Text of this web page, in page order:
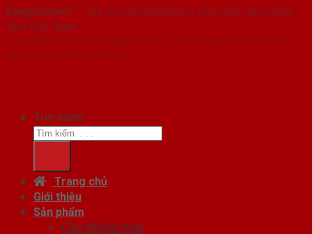
SaigonDoor™ - Hệ thống Showroom cửa nhà tắm hàng
đầu Việt Nam
Copyright ⓒ 2016 – 2026 SaigonDoor™ - www.baogiacuanhom.com |
Đơn vị chủ quản SaigonDoor
Tìm kiếm:
Trang chủ
Giới thiệu
Sản phẩm
Cửa chống cháy